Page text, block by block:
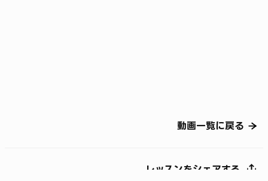
動画一覧に戻る
レッスンをシェアする